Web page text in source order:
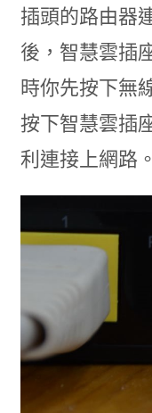
插頭的路由器
後，智慧雲插
時你先按下無
按下智慧雲插
利連接上網路。